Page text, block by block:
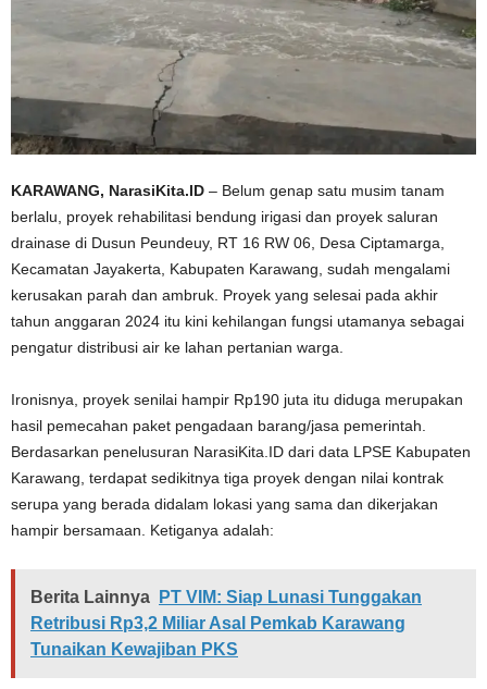
KARAWANG, NarasiKita.ID – Belum genap satu musim tanam
berlalu, proyek rehabilitasi bendung irigasi dan proyek saluran
drainase di Dusun Peundeuy, RT 16 RW 06, Desa Ciptamarga,
Kecamatan Jayakerta, Kabupaten Karawang, sudah mengalami
kerusakan parah dan ambruk. Proyek yang selesai pada akhir
tahun anggaran 2024 itu kini kehilangan fungsi utamanya sebagai
pengatur distribusi air ke lahan pertanian warga.
Ironisnya, proyek senilai hampir Rp190 juta itu diduga merupakan
hasil pemecahan paket pengadaan barang/jasa pemerintah.
Berdasarkan penelusuran NarasiKita.ID dari data LPSE Kabupaten
Karawang, terdapat sedikitnya tiga proyek dengan nilai kontrak
serupa yang berada didalam lokasi yang sama dan dikerjakan
hampir bersamaan. Ketiganya adalah:
Berita Lainnya
PT VIM: Siap Lunasi Tunggakan
Retribusi Rp3,2 Miliar Asal Pemkab Karawang
Tunaikan Kewajiban PKS